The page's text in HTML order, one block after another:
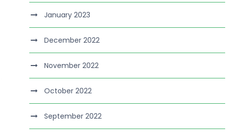
January 2023
December 2022
November 2022
October 2022
September 2022